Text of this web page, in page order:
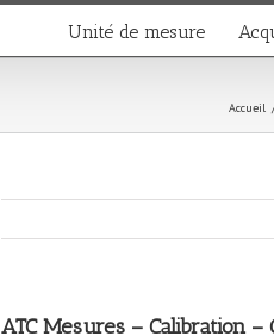
Unité de mesure
Accueil
ATC Mesures – Calibration